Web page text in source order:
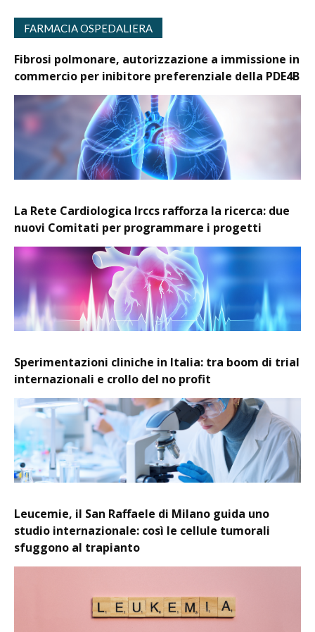
FARMACIA OSPEDALIERA
Fibrosi polmonare, autorizzazione a immissione in
commercio per inibitore preferenziale della PDE4B
La Rete Cardiologica Irccs rafforza la ricerca: due
nuovi Comitati per programmare i progetti
Sperimentazioni cliniche in Italia: tra boom di trial
internazionali e crollo del no profit
Leucemie, il San Raffaele di Milano guida uno
studio internazionale: così le cellule tumorali
sfuggono al trapianto